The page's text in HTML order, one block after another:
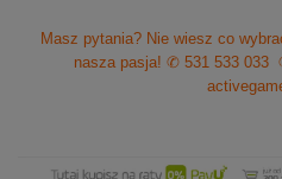
Masz pytania? Nie wiesz co
nasza pasja! ✆ 531 533 033